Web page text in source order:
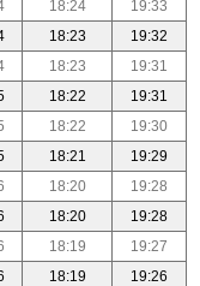
18:24
19:33
18:23
19:32
18:23
19:31
18:22
19:31
18:22
19:30
18:21
19:29
18:20
19:28
18:20
19:28
18:19
19:27
18:19
19:26